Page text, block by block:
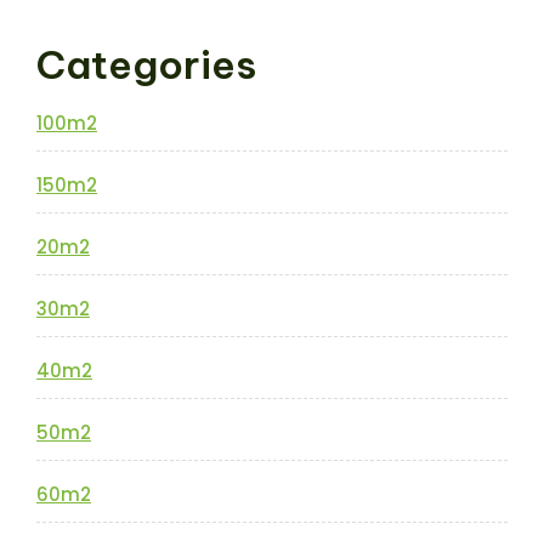
Categories
100m2
150m2
20m2
30m2
40m2
50m2
60m2